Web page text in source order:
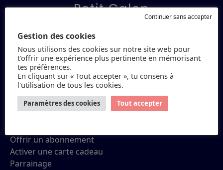
Petit Galop
Réviser ses Galops
Quiz
Conseils
Fiches
Définitions
E-books
Offrir un abonnement
Activer une carte cadeau
Parrainage
Gestion des cookies
Nous utilisons des cookies sur notre site web pour
t'offrir une expérience plus pertinente en mémorisant
tes préférences.
En cliquant sur « Tout accepter », tu consens à
l'utilisation de tous les cookies.
Paramètres des cookies Tout accepter
Continuer sans accepter